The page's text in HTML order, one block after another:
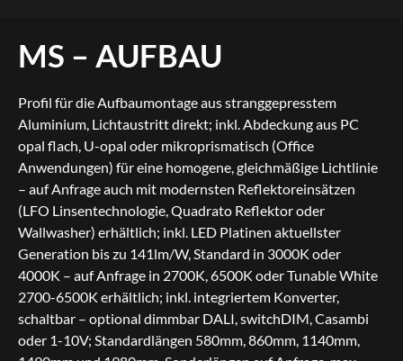
MS – AUFBAU
Profil für die Aufbaumontage aus stranggepresstem
Aluminium, Lichtaustritt direkt; inkl. Abdeckung aus PC
opal flach, U-opal oder mikroprismatisch (Office
Anwendungen) für eine homogene, gleichmäßige Lichtlinie
– auf Anfrage auch mit modernsten Reflektoreinsätzen
(LFO Linsentechnologie, Quadrato Reflektor oder
Wallwasher) erhältlich; inkl. LED Platinen aktuellster
Generation bis zu 141lm/W, Standard in 3000K oder
4000K – auf Anfrage in 2700K, 6500K oder Tunable White
2700-6500K erhältlich; inkl. integriertem Konverter,
schaltbar – optional dimmbar DALI, switchDIM, Casambi
oder 1-10V; Standardlängen 580mm, 860mm, 1140mm,